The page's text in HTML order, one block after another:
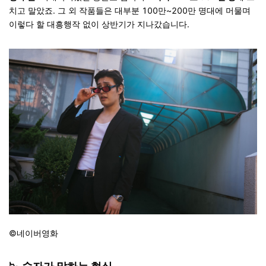
치고 말았죠. 그 외 작품들은 대부분 100만~200만 명대에 머물며
이렇다 할 대흥행작 없이 상반기가 지나갔습니다.
©네이버영화